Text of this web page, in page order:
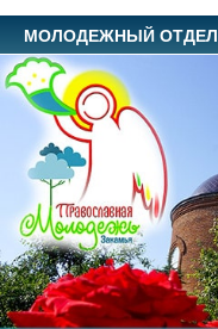
МОЛОДЕЖНЫЙ ОТДЕЛ